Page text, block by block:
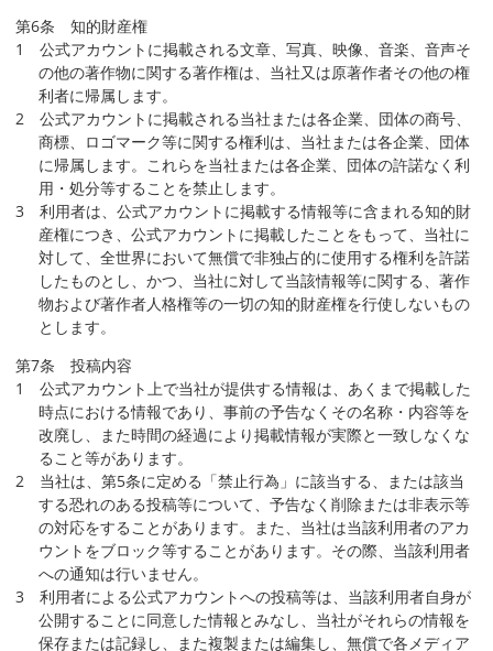
第6条 知的財産権
1 公式アカウントに掲載される文章、写真、映像、音楽、音声そ
の他の著作物に関する著作権は、当社又は原著作者その他の権
利者に帰属します。
2 公式アカウントに掲載される当社または各企業、団体の商号、
商標、ロゴマーク等に関する権利は、当社または各企業、団体
に帰属します。これらを当社または各企業、団体の許諾なく利
用・処分等することを禁止します。
3 利用者は、公式アカウントに掲載する情報等に含まれる知的財
産権につき、公式アカウントに掲載したことをもって、当社に
対して、全世界において無償で非独占的に使用する権利を許諾
したものとし、かつ、当社に対して当該情報等に関する、著作
物および著作者人格権等の一切の知的財産権を行使しないもの
とします。
第7条 投稿内容
1 公式アカウント上で当社が提供する情報は、あくまで掲載した
時点における情報であり、事前の予告なくその名称・内容等を
改廃し、また時間の経過により掲載情報が実際と一致しなくな
ること等があります。
2 当社は、第5条に定める「禁止行為」に該当する、または該当
する恐れのある投稿等について、予告なく削除または非表示等
の対応をすることがあります。また、当社は当該利用者のアカ
ウントをブロック等することがあります。その際、当該利用者
への通知は行いません。
3 利用者による公式アカウントへの投稿等は、当該利用者自身が
公開することに同意した情報とみなし、当社がそれらの情報を
保存または記録し、また複製または編集し、無償で各メディア